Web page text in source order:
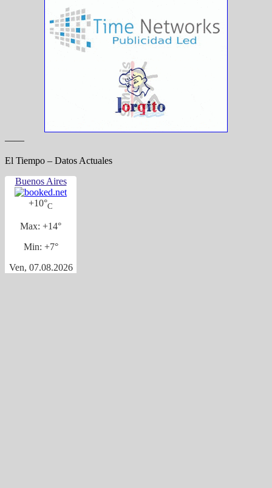
——
El Tiempo – Datos Actuales
Buenos Aires
+10°C
Max: +14°
Min: +7°
Ven, 07.08.2026